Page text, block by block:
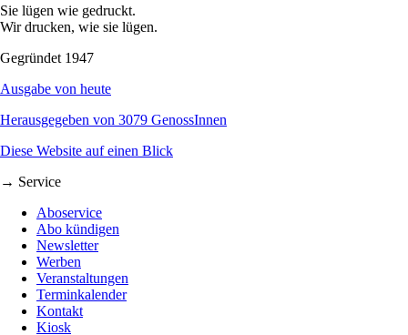
Sie lügen wie gedruckt.
Wir drucken, wie sie lügen.
Gegründet 1947
Ausgabe von heute
Herausgegeben von 3079 GenossInnen
Diese Website auf einen Blick
→ Service
Aboservice
Abo kündigen
Newsletter
Werben
Veranstaltungen
Terminkalender
Kontakt
Kiosk